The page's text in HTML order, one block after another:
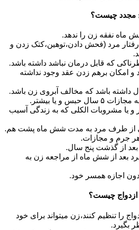
ماه نفقه زن را ندهد.
رفتار مرد (فحش دادن،توهین،کتک زدن و
که قابل درمان نباشد داشته باشد.
و امکان برهم زدن عقد وجود نداشته
داشته باشد که مخالف آبروی زن باشد.
حبس و یا بیشتر.
و یا مشروبات الکلی که به زندگی آسیب
از طرف مرد به مدت شش ماه پشت هم.
جرم و مجازات.
از گذشت پنج سال.
بعد از شش ماه از مراجعه زن به
اجازه همسر خود.
چیست؟
را تنظیم کنند،زن میتواند برای خود
بگیرد.